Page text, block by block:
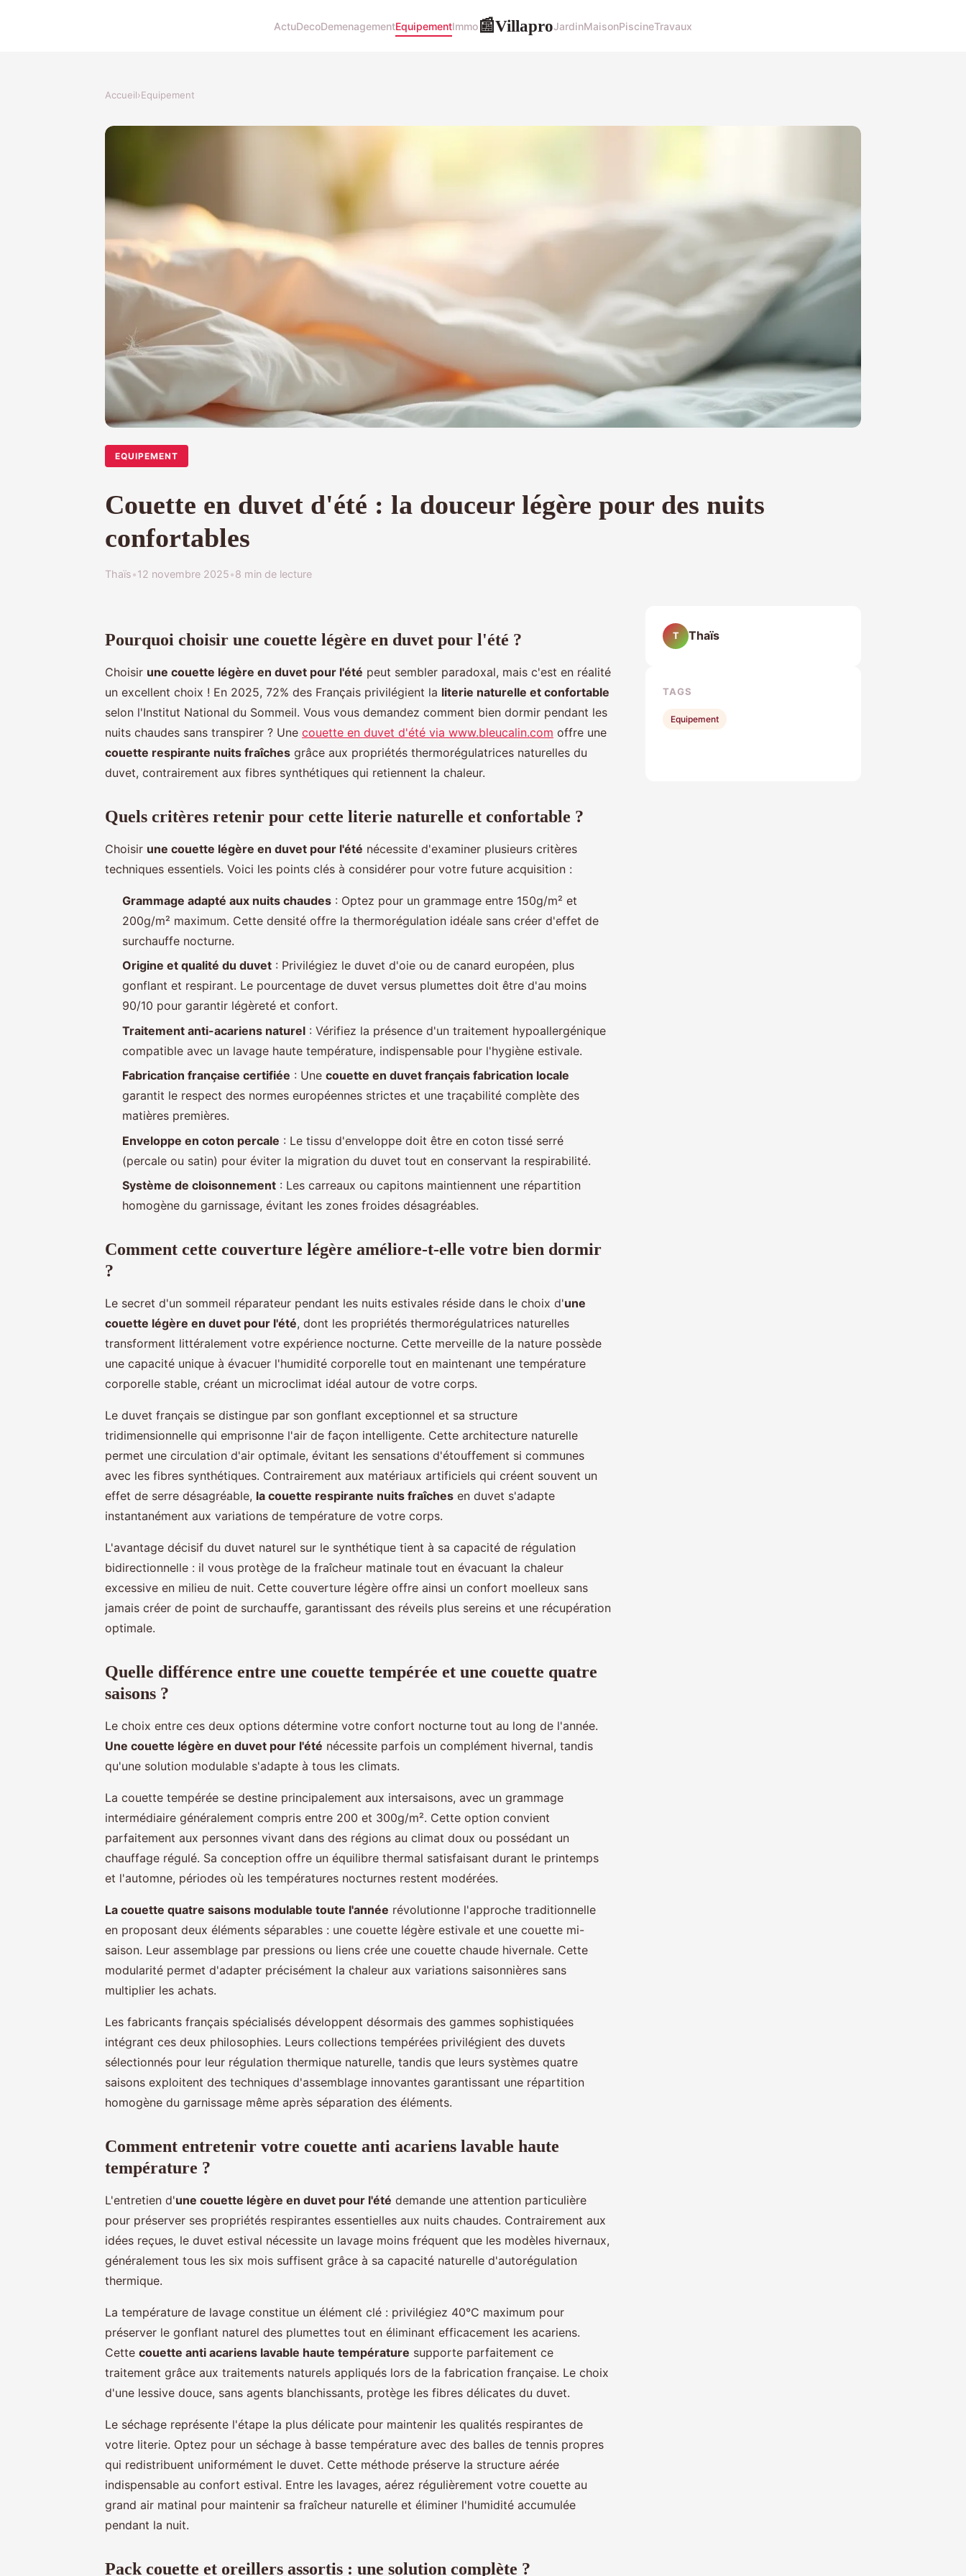
ActuDecoDemenagementEquipementImmo📰VillaproJardinMaisonPiscineTravaux
Accueil›Equipement
EQUIPEMENT
Couette en duvet d'été : la douceur légère pour des nuits
confortables
Thaïs•12 novembre 2025•8 min de lecture
Pourquoi choisir une couette légère en duvet pour l'été ?
Choisir une couette légère en duvet pour l'été peut sembler paradoxal, mais c'est en réalité
un excellent choix ! En 2025, 72% des Français privilégient la literie naturelle et confortable
selon l'Institut National du Sommeil. Vous vous demandez comment bien dormir pendant les
nuits chaudes sans transpirer ? Une couette en duvet d'été via www.bleucalin.com offre une
couette respirante nuits fraîches grâce aux propriétés thermorégulatrices naturelles du
duvet, contrairement aux fibres synthétiques qui retiennent la chaleur.
Quels critères retenir pour cette literie naturelle et confortable ?
Choisir une couette légère en duvet pour l'été nécessite d'examiner plusieurs critères
techniques essentiels. Voici les points clés à considérer pour votre future acquisition :
Grammage adapté aux nuits chaudes : Optez pour un grammage entre 150g/m² et
200g/m² maximum. Cette densité offre la thermorégulation idéale sans créer d'effet de
surchauffe nocturne.
Origine et qualité du duvet : Privilégiez le duvet d'oie ou de canard européen, plus
gonflant et respirant. Le pourcentage de duvet versus plumettes doit être d'au moins
90/10 pour garantir légèreté et confort.
Traitement anti-acariens naturel : Vérifiez la présence d'un traitement hypoallergénique
compatible avec un lavage haute température, indispensable pour l'hygiène estivale.
Fabrication française certifiée : Une couette en duvet français fabrication locale
garantit le respect des normes européennes strictes et une traçabilité complète des
matières premières.
Enveloppe en coton percale : Le tissu d'enveloppe doit être en coton tissé serré
(percale ou satin) pour éviter la migration du duvet tout en conservant la respirabilité.
Système de cloisonnement : Les carreaux ou capitons maintiennent une répartition
homogène du garnissage, évitant les zones froides désagréables.
Comment cette couverture légère améliore-t-elle votre bien dormir
?
Le secret d'un sommeil réparateur pendant les nuits estivales réside dans le choix d'une
couette légère en duvet pour l'été, dont les propriétés thermorégulatrices naturelles
transforment littéralement votre expérience nocturne. Cette merveille de la nature possède
une capacité unique à évacuer l'humidité corporelle tout en maintenant une température
corporelle stable, créant un microclimat idéal autour de votre corps.
Le duvet français se distingue par son gonflant exceptionnel et sa structure
tridimensionnelle qui emprisonne l'air de façon intelligente. Cette architecture naturelle
permet une circulation d'air optimale, évitant les sensations d'étouffement si communes
avec les fibres synthétiques. Contrairement aux matériaux artificiels qui créent souvent un
effet de serre désagréable, la couette respirante nuits fraîches en duvet s'adapte
instantanément aux variations de température de votre corps.
L'avantage décisif du duvet naturel sur le synthétique tient à sa capacité de régulation
bidirectionnelle : il vous protège de la fraîcheur matinale tout en évacuant la chaleur
excessive en milieu de nuit. Cette couverture légère offre ainsi un confort moelleux sans
jamais créer de point de surchauffe, garantissant des réveils plus sereins et une récupération
optimale.
Quelle différence entre une couette tempérée et une couette quatre
saisons ?
Le choix entre ces deux options détermine votre confort nocturne tout au long de l'année.
Une couette légère en duvet pour l'été nécessite parfois un complément hivernal, tandis
qu'une solution modulable s'adapte à tous les climats.
La couette tempérée se destine principalement aux intersaisons, avec un grammage
intermédiaire généralement compris entre 200 et 300g/m². Cette option convient
parfaitement aux personnes vivant dans des régions au climat doux ou possédant un
chauffage régulé. Sa conception offre un équilibre thermal satisfaisant durant le printemps
et l'automne, périodes où les températures nocturnes restent modérées.
La couette quatre saisons modulable toute l'année révolutionne l'approche traditionnelle
en proposant deux éléments séparables : une couette légère estivale et une couette mi-
saison. Leur assemblage par pressions ou liens crée une couette chaude hivernale. Cette
modularité permet d'adapter précisément la chaleur aux variations saisonnières sans
multiplier les achats.
Les fabricants français spécialisés développent désormais des gammes sophistiquées
intégrant ces deux philosophies. Leurs collections tempérées privilégient des duvets
sélectionnés pour leur régulation thermique naturelle, tandis que leurs systèmes quatre
saisons exploitent des techniques d'assemblage innovantes garantissant une répartition
homogène du garnissage même après séparation des éléments.
Comment entretenir votre couette anti acariens lavable haute
température ?
L'entretien d'une couette légère en duvet pour l'été demande une attention particulière
pour préserver ses propriétés respirantes essentielles aux nuits chaudes. Contrairement aux
idées reçues, le duvet estival nécessite un lavage moins fréquent que les modèles hivernaux,
généralement tous les six mois suffisent grâce à sa capacité naturelle d'autorégulation
thermique.
La température de lavage constitue un élément clé : privilégiez 40°C maximum pour
préserver le gonflant naturel des plumettes tout en éliminant efficacement les acariens.
Cette couette anti acariens lavable haute température supporte parfaitement ce
traitement grâce aux traitements naturels appliqués lors de la fabrication française. Le choix
d'une lessive douce, sans agents blanchissants, protège les fibres délicates du duvet.
Le séchage représente l'étape la plus délicate pour maintenir les qualités respirantes de
votre literie. Optez pour un séchage à basse température avec des balles de tennis propres
qui redistribuent uniformément le duvet. Cette méthode préserve la structure aérée
indispensable au confort estival. Entre les lavages, aérez régulièrement votre couette au
grand air matinal pour maintenir sa fraîcheur naturelle et éliminer l'humidité accumulée
pendant la nuit.
Pack couette et oreillers assortis : une solution complète ?
T Thaïs
TAGS
Equipement